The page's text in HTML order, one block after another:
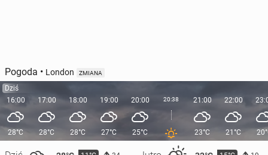
Pogoda • London ZMIANA
Dziś
16:00
28°C
17:00
28°C
18:00
28°C
19:00
27°C
20:00
25°C
20:38 21:00
23°C
22:00
21°C